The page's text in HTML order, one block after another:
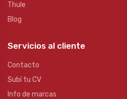
Thule
Blog
Servicios al cliente
Contacto
Subí tu CV
Info de marcas